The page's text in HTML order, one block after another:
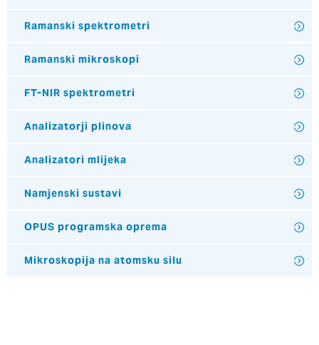
Ramanski spektrometri
Ramanski mikroskopi
FT-NIR spektrometri
Analizatorji plinova
Analizatori mlijeka
Namjenski sustavi
OPUS programska oprema
Mikroskopija na atomsku silu